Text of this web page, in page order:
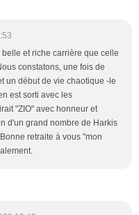
belle et riche carrière que celle
constatons, une fois de
un début de vie chaotique -le
est sorti avec les
"ZIO" avec honneur et
d'un grand nombre de Harkis
retraite à vous "mon